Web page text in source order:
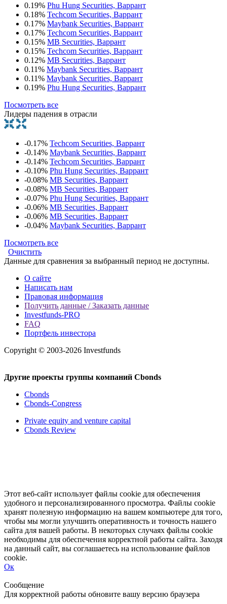
0.19% Phu Hung Securities, Варрант
0.18% Techcom Securities, Варрант
0.17% Maybank Securities, Варрант
0.17% Techcom Securities, Варрант
0.15% MB Securities, Варрант
0.15% Techcom Securities, Варрант
0.12% MB Securities, Варрант
0.11% Maybank Securities, Варрант
0.11% Maybank Securities, Варрант
0.19% Phu Hung Securities, Варрант
Посмотреть все
Лидеры падения в отрасли
-0.17% Techcom Securities, Варрант
-0.14% Maybank Securities, Варрант
-0.14% Techcom Securities, Варрант
-0.10% Phu Hung Securities, Варрант
-0.08% MB Securities, Варрант
-0.08% MB Securities, Варрант
-0.07% Phu Hung Securities, Варрант
-0.06% MB Securities, Варрант
-0.06% MB Securities, Варрант
-0.04% Maybank Securities, Варрант
Посмотреть все
Очистить
Данные для сравнения за выбранный период не доступны.
О сайте
Написать нам
Правовая информация
Получить данные / Заказать данные
Investfunds-PRO
FAQ
Портфель инвестора
Copyright © 2003-2026 Investfunds
Другие проекты группы компаний Cbonds
Cbonds
Cbonds-Congress
Private equity and venture capital
Cbonds Review
Этот веб-сайт использует файлы cookie для обеспечения
удобного и персонализированного просмотра. Файлы cookie
хранят полезную информацию на вашем компьютере для того,
чтобы мы могли улучшить оперативность и точность нашего
сайта для вашей работы. В некоторых случаях файлы cookie
необходимы для обеспечения корректной работы сайта. Заходя
на данный сайт, вы соглашаетесь на использование файлов
cookie.
Ок
Сообщение
Для корректной работы обновите вашу версию браузера